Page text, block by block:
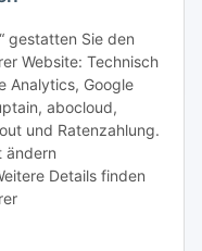
gestatten Sie den
Website: Technisch
Analytics, Google
abocloud,
und Ratenzahlung.
ändern
Details finden
Abonnieren